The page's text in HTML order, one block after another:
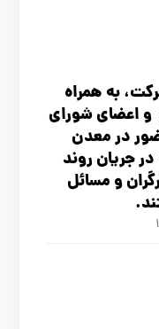
به همراه
و اعضای شورای
در معدن
جریان روند
و مسائل